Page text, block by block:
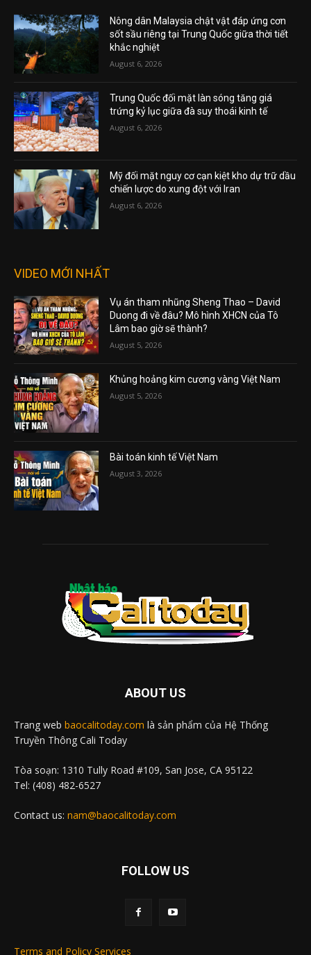
Nông dân Malaysia chật vật đáp ứng cơn
sốt sầu riêng tại Trung Quốc giữa thời tiết
khắc nghiệt
August 6, 2026
Trung Quốc đối mặt làn sóng tăng giá
trứng kỷ lục giữa đà suy thoái kinh tế
August 6, 2026
Mỹ đối mặt nguy cơ cạn kiệt kho dự trữ dầu
chiến lược do xung đột với Iran
August 6, 2026
VIDEO MỚI NHẤT
Vụ án tham nhũng Sheng Thao – David
Duong đi về đâu? Mô hình XHCN của Tô
Lâm bao giờ sẽ thành?
August 5, 2026
Khủng hoảng kim cương vàng Việt Nam
August 5, 2026
Bài toán kinh tế Việt Nam
August 3, 2026
ABOUT US
Trang web baocalitoday.com là sản phẩm của Hệ Thống
Truyền Thông Cali Today
Tòa soạn: 1310 Tully Road #109, San Jose, CA 95122
Tel: (408) 482-6527
Contact us: nam@baocalitoday.com
FOLLOW US
Terms and Policy Services